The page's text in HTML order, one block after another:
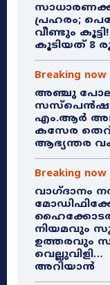
പ്രഹരം;
വീണ്ടും
കൂടിയത് 8
Breaking now
അഞ്ചു
എം.ആർ
കസേര
ആഭ്യന്തര
Breaking now
വാഗ്ദാനം
നിയമവും
ഉത്തരവും
വെല്ലുവിളി…
അറിയാൻ